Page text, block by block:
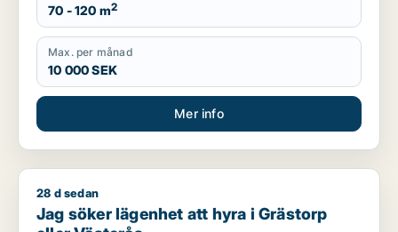
70 - 120 m2
Max. per månad
10 000 SEK
Mer info
Jag söker lägenhet att hyra i Grästorp eller Västerås
28 d sedan
Jag söker lägenhet att hyra i Grästorp